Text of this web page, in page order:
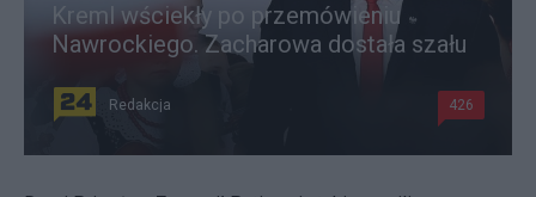
Kreml wściekły po przemówieniu
Nawrockiego. Zacharowa dostała szału
Redakcja 426